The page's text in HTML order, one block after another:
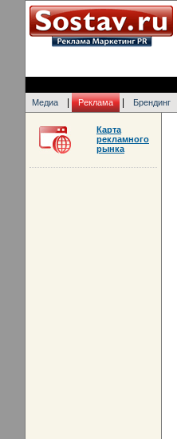
Медиа Реклама Брендинг
Карта
рекламного
рынка